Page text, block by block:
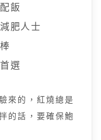
飯
肥人士
選
來的，紅燒總是
的話，要確保鮑